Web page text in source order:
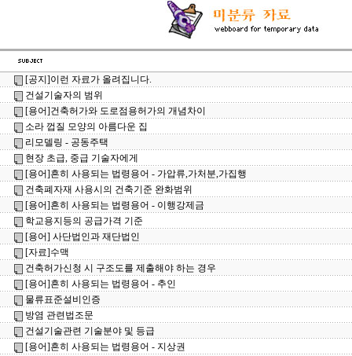
[공지]이런 자료가 올려집니다.
건설기술자의 범위
[용어]건축허가와 도로점용허가의 개념차이
소라 껍질 모양의 아름다운 집
리모델링 - 공동주택
현장 초급, 중급 기술자에게
[용어]흔히 사용되는 법령용어 - 가압류,가처분,가집행
건축폐자재 사용시의 건축기준 완화범위
[용어]흔히 사용되는 법령용어 - 이행강제금
학교용지등의 공급가격 기준
[용어] 사단법인과 재단법인
[자료]수맥
건축허가신청 시 구조도를 제출해야 하는 경우
[용어]흔히 사용되는 법령용어 - 추인
물류표준설비인증
방염 관련법조문
건설기술관련 기술분야 및 등급
[용어]흔히 사용되는 법령용어 - 지상권